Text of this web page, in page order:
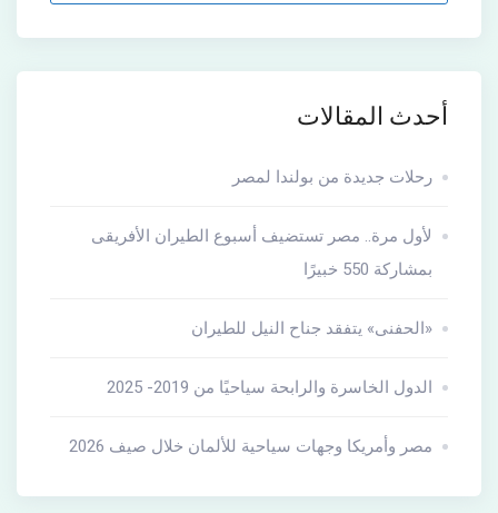
أحدث المقالات
رحلات جديدة من بولندا لمصر
لأول مرة.. مصر تستضيف أسبوع الطيران الأفريقى
بمشاركة 550 خبيرًا
«الحفنى» يتفقد جناح النيل للطيران
الدول الخاسرة والرابحة سياحيًا من 2019- 2025
مصر وأمريكا وجهات سياحية للألمان خلال صيف 2026